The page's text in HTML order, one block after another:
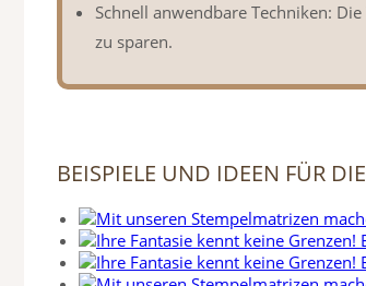
Schnell anwendbare Techniken:
zu sparen.
BEISPIELE UND IDEEN FÜR